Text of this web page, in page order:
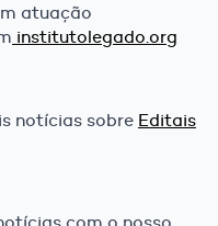
atuação
institutolegado.org
notícias sobre Editais
com o nosso